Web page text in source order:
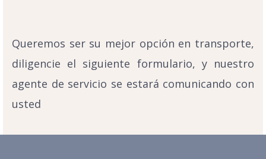
Queremos ser su mejor opción en transporte,
diligencie el siguiente formulario, y nuestro
agente de servicio se estará comunicando con
usted